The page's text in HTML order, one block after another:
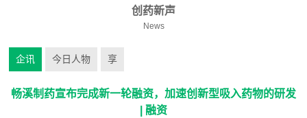
创药新声
News
企讯 今日人物 享
畅溪制药宣布完成新一轮融资，加速创新型吸入药物的研发
| 融资